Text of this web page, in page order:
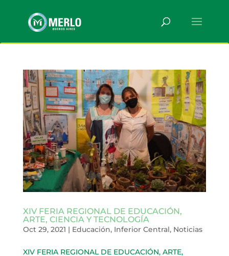
XIV FERIA REGIONAL DE EDUCACIÓN,
ARTE, CIENCIA Y TECNOLOGÍA
Oct 29, 2021 | Educación, Inferior Central, Noticias
XIV FERIA REGIONAL DE EDUCACIÓN, ARTE,